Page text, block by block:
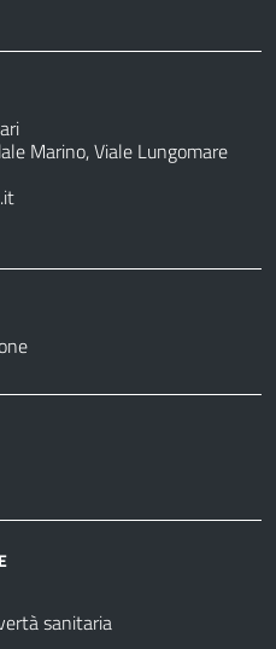
Marino, Viale Lungomare
sanitaria